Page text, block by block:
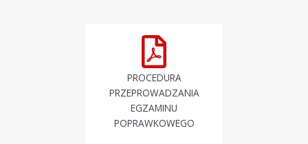
PROCEDURA
PRZEPROWADZANIA
EGZAMINU
POPRAWKOWEGO